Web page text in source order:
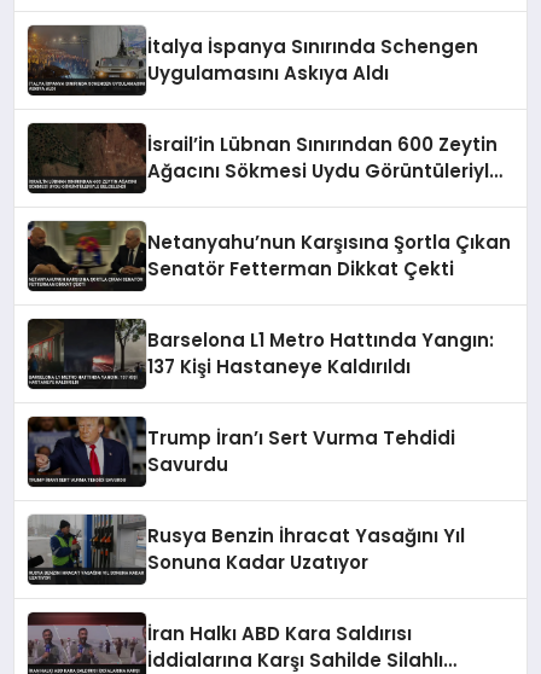
İtalya İspanya Sınırında Schengen
Uygulamasını Askıya Aldı
İsrail’in Lübnan Sınırından 600 Zeytin
Ağacını Sökmesi Uydu Görüntüleriyle
Netanyahu’nun Karşısına Şortla Çıkan
Senatör Fetterman Dikkat Çekti
Barselona L1 Metro Hattında Yangın:
137 Kişi Hastaneye Kaldırıldı
Trump İran’ı Sert Vurma Tehdidi
Savurdu
Rusya Benzin İhracat Yasağını Yıl
Sonuna Kadar Uzatıyor
İran Halkı ABD Kara Saldırısı
İddialarına Karşı Sahilde Silahlı